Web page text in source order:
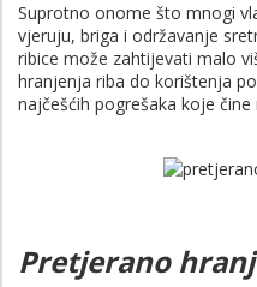
Suprotno onome što mnogi
vjeruju, briga i održavanje
ribice može zahtijevati malo
hranjenja riba do korištenja
najčešćih pogrešaka koje čine
Pretjerano